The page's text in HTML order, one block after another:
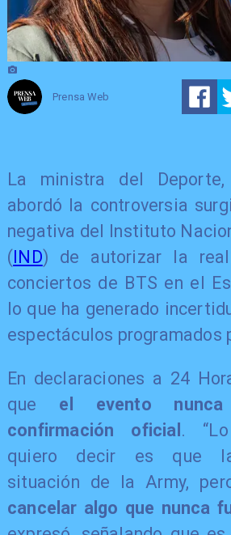
Prensa Web
La ministra del Deporte,
abordó la controversia
negativa del Instituto
(IND) de autorizar la
conciertos de BTS en el
lo que ha generado
espectáculos programados
En declaraciones a 24
que el evento
confirmación oficial .
quiero decir es que
situación de la Army,
cancelar algo que nunca